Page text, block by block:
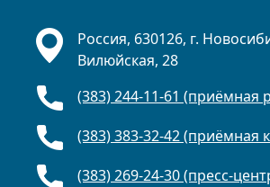
Россия, 630126, г.
Вилюйская, 28
(383) 244-11-61 (приёмная
(383) 383-32-42 (приёмная
(383) 269-24-30 (пресс-